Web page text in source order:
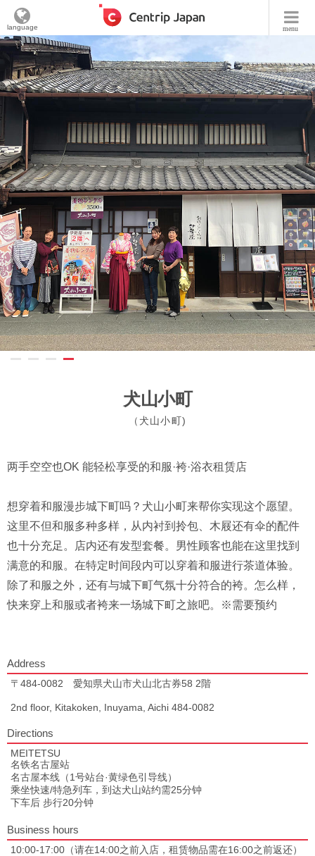
menu
language
犬山小町
（犬山小町)
两手空空也OK 能轻松享受的和服·袴·浴衣租赁店
想穿着和服漫步城下町吗？犬山小町来帮你实现这个愿望。
这里不但和服多种多样，从内衬到拎包、木屐还有伞的配件
也十分充足。店内还有发型套餐。男性顾客也能在这里找到
满意的和服。在特定时间段内可以穿着和服进行茶道体验。
除了和服之外，还有与城下町气氛十分符合的袴。怎么样，
快来穿上和服或者袴来一场城下町之旅吧。※需要预约
Address
〒484-0082 愛知県犬山市犬山北古券58 2階
2nd floor, Kitakoken, Inuyama, Aichi 484-0082
Directions
MEITETSU
名铁名古屋站
名古屋本线（1号站台·黄绿色引导线）
乘坐快速/特急列车，到达犬山站约需25分钟
下车后 步行20分钟
Business hours
10:00-17:00（请在14:00之前入店，租赁物品需在16:00之前返还）